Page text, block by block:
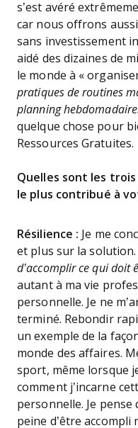
s’est avéré
car nous offrons
sans investissement
aidé des dizaines de
le monde à «
pratiques de routines
planning
quelque chose pour
Ressources Gratuites.
Quelles sont les
le plus contribué à
Résilience : Je me
et plus sur la
d’accomplir ce qui doit
autant à ma vie
personnelle. Je ne
terminé. Rebondir
un exemple de la
monde des affaires.
sport, même lorsque
comment j’incarne
personnelle. Je pense
peine d’être accompli